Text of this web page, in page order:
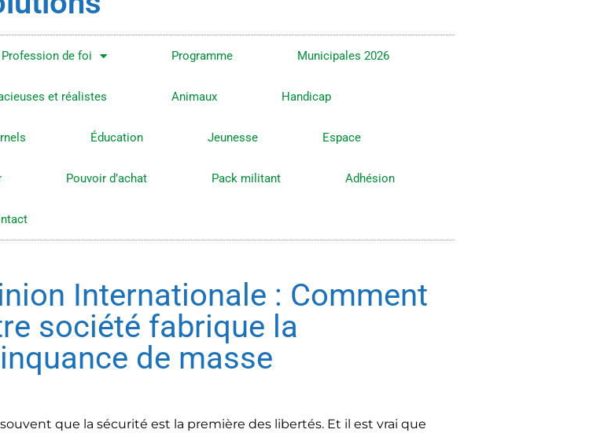
Profession de foi Programme Municipales 2026
et réalistes Animaux Handicap
Éducation Jeunesse Espace
Pouvoir d’achat Pack militant Adhésion
Internationale : Comment
société fabrique la
de masse
que la sécurité est la première des libertés. Et il est vrai que